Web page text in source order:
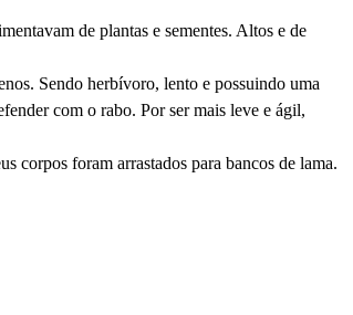
de plantas e sementes. Altos e de
Sendo herbívoro, lento e possuindo uma
com o rabo. Por ser mais leve e ágil,
corpos foram arrastados para bancos de lama.